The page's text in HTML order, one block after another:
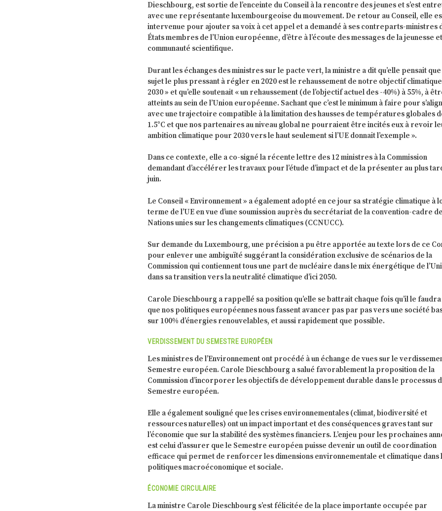
Dieschbourg, est sortie de l’enceinte du Conseil à la rencontre des jeunes et s’est
avec une représentante luxembourgeoise du mouvement. De retour au Conseil, elle
intervenue pour ajouter sa voix à cet appel et a demandé à ses contreparts-ministres
États membres de l’Union européenne, d’être à l’écoute des messages de la jeunesse
communauté scientifique.
Durant les échanges des ministres sur le pacte vert, la ministre a dit qu’elle pensait que
sujet le plus pressant à régler en 2020 est le rehaussement de notre objectif
2030 » et qu’elle soutenait « un rehaussement (de l’objectif actuel des -40%) à 55%, à
atteints au sein de l’Union européenne. Sachant que c’est le minimum à faire pour
avec une trajectoire compatible à la limitation des hausses de températures globales
1.5°C et que nos partenaires au niveau global ne pourraient être incités eux à revoir
ambition climatique pour 2030 vers le haut seulement si l’UE donnait l’exemple ».
Dans ce contexte, elle a co-signé la récente lettre des 12 ministres à la Commission
demandant d’accélérer les travaux pour l’étude d’impact et de la présenter au plus
juin.
Le Conseil « Environnement » a également adopté en ce jour sa stratégie climatique à
terme de l’UE en vue d’une soumission auprès du secrétariat de la convention-cadre
Nations unies sur les changements climatiques (CCNUCC).
Sur demande du Luxembourg, une précision a pu être apportée au texte lors de ce
pour enlever une ambiguïté suggérant la considération exclusive de scénarios de la
Commission qui contiennent tous une part de nucléaire dans le mix énergétique de
dans sa transition vers la neutralité climatique d’ici 2050.
Carole Dieschbourg a rappellé sa position qu’elle se battrait chaque fois qu’il le
que nos politiques européennes nous fassent avancer pas par pas vers une société
sur 100% d’énergies renouvelables, et aussi rapidement que possible.
VERDISSEMENT DU SEMESTRE EUROPÉEN
Les ministres de l’Environnement ont procédé à un échange de vues sur le
Semestre européen. Carole Dieschbourg a salué favorablement la proposition de la
Commission d’incorporer les objectifs de développement durable dans le processus
Semestre européen.
Elle a également souligné que les crises environnementales (climat, biodiversité et
ressources naturelles) ont un impact important et des conséquences graves tant sur
l’économie que sur la stabilité des systèmes financiers. L’enjeu pour les prochaines
est celui d’assurer que le Semestre européen puisse devenir un outil de coordination
efficace qui permet de renforcer les dimensions environnementale et climatique dans
politiques macroéconomique et sociale.
ÉCONOMIE CIRCULAIRE
La ministre Carole Dieschbourg s’est félicitée de la place importante occupée par